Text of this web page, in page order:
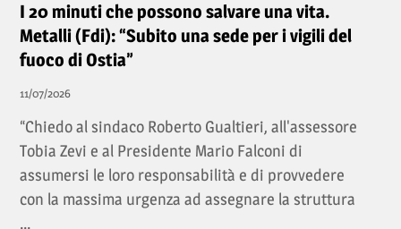
I 20 minuti che possono salvare una vita.
Metalli (Fdi): “Subito una sede per i vigili del
fuoco di Ostia”
11/07/2026
“Chiedo al sindaco Roberto Gualtieri, all'assessore
Tobia Zevi e al Presidente Mario Falconi di
assumersi le loro responsabilità e di provvedere
con la massima urgenza ad assegnare la struttura
...